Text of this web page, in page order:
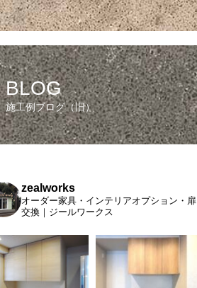
BLOG
施工例ブログ（旧）
zealworks
オーダー家具・インテリアオプション・扉
交換｜ジールワークス